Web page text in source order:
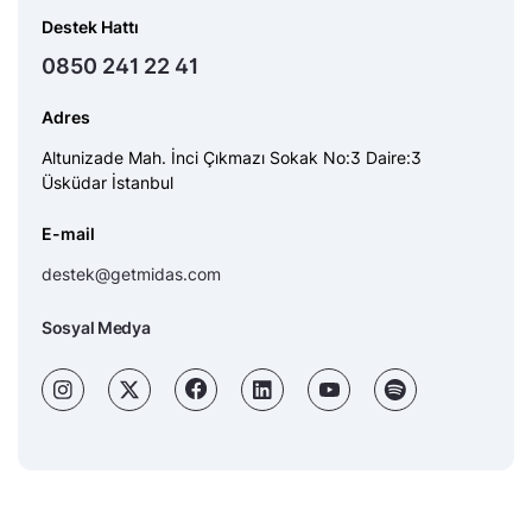
Destek Hattı
0850 241 22 41
Adres
Altunizade Mah. İnci Çıkmazı Sokak No:3 Daire:3
Üsküdar İstanbul
E-mail
destek@getmidas.com
Sosyal Medya